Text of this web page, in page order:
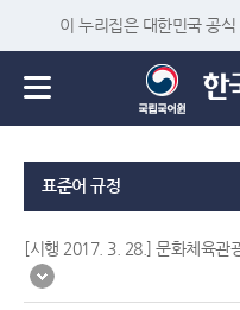
이 누리집은 대한민국 공
표준어 규정
[시행 2017. 3. 28.] 문화체육